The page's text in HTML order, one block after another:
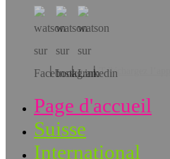
Téléchargez l’app!
Page d'accueil
Suisse
International